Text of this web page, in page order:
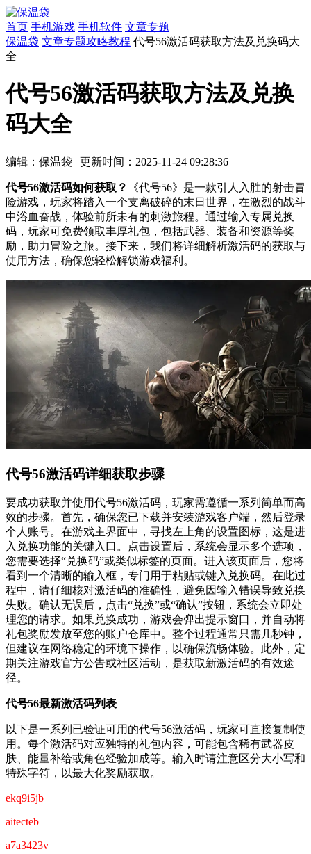
首页 手机游戏 手机软件 文章专题
保温袋 文章专题攻略教程 代号56激活码获取方法及兑换码大
全
代号56激活码获取方法及兑换
码大全
编辑：保温袋 | 更新时间：2025-11-24 09:28:36
代号56激活码如何获取？
《代号56》是一款引人入胜的射击冒
险游戏，玩家将踏入一个支离破碎的末日世界，在激烈的战斗
中浴血奋战，体验前所未有的刺激旅程。通过输入专属兑换
码，玩家可免费领取丰厚礼包，包括武器、装备和资源等奖
励，助力冒险之旅。接下来，我们将详细解析激活码的获取与
使用方法，确保您轻松解锁游戏福利。
代号56激活码详细获取步骤
要成功获取并使用代号56激活码，玩家需遵循一系列简单而高
效的步骤。首先，确保您已下载并安装游戏客户端，然后登录
个人账号。在游戏主界面中，寻找左上角的设置图标，这是进
入兑换功能的关键入口。点击设置后，系统会显示多个选项，
您需要选择“兑换码”或类似标签的页面。进入该页面后，您将
看到一个清晰的输入框，专门用于粘贴或键入兑换码。在此过
程中，请仔细核对激活码的准确性，避免因输入错误导致兑换
失败。确认无误后，点击“兑换”或“确认”按钮，系统会立即处
理您的请求。如果兑换成功，游戏会弹出提示窗口，并自动将
礼包奖励发放至您的账户仓库中。整个过程通常只需几秒钟，
但建议在网络稳定的环境下操作，以确保流畅体验。此外，定
期关注游戏官方公告或社区活动，是获取新激活码的有效途
径。
代号56最新激活码列表
以下是一系列已验证可用的代号56激活码，玩家可直接复制使
用。每个激活码对应独特的礼包内容，可能包含稀有武器皮
肤、能量补给或角色经验加成等。输入时请注意区分大小写和
特殊字符，以最大化奖励获取。
ekq9i5jb
aitecteb
a7a3423v